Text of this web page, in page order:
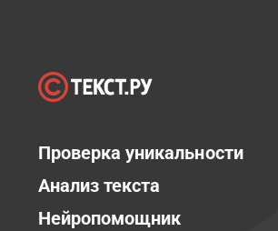
Проверка уникальности
Анализ текста
Нейропомощник